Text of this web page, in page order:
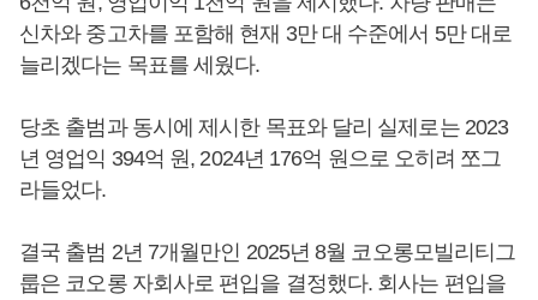
신차와 중고차를 포함해 현재 3만 대 수준에서 5만 대로
늘리겠다는 목표를 세웠다.
당초 출범과 동시에 제시한 목표와 달리 실제로는 2023
년 영업익 394억 원, 2024년 176억 원으로 오히려 쪼그
라들었다.
결국 출범 2년 7개월만인 2025년 8월 코오롱모빌리티그
룹은 코오롱 자회사로 편입을 결정했다. 회사는 편입을